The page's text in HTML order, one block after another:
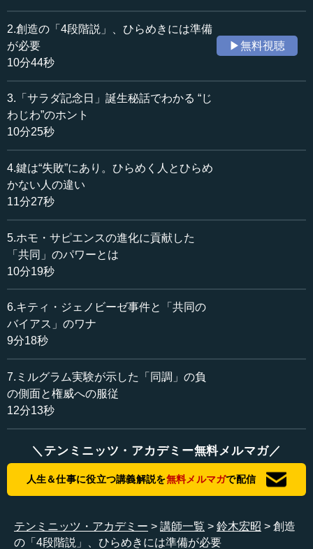
≪全文≫
●創造の基本図式「ウォーラスの4段階説」
創造におけるバイアスについて、これからお話ししよう
創造についてお話しするときに、いろいろな人が最初に
参照するのが、スライドに書いてある、グレアム・ウォー
ラスという人の唱えた創造の基本図式である「4段階説」で
す。
彼の考え方によると、最初は「準備」の段階といいま
いわけです。創造するために、「こうじゃないか、ああじ
ゃないか」と相当に苦しむわけです。そのことを「準備」
といっています。私たちの研究の領域では「インパス」
（日本語で「行き詰まり」）という言葉を使ったりしま
で作業をしている段階です。
そうすると、ウォーラスの考え方では次に「あたため」
という段階があるということです。あたためというのはど
ういうことかというと、一生懸命取り組んでいる作業とは
別の作業を行うことです。休憩を取ることでもいいし、お
茶を飲むことでもいい。お風呂に入ることでもいいかもし
そうすると、そういう段階を経て、あるときに突然パッ
そして、ひらめいた後は、そのひらめきが本当に適切な
ものなのか、正しいものなのかということの「検証」が続
2.創造の「4段階説」、ひらめきには準備
が必要
10分44秒
▶無料視聴
3.「サラダ記念日」誕生秘話でわかる “じ
わじわ”のホント
10分25秒
4.鍵は“失敗”にあり。ひらめく人とひらめ
かない人の違い
11分27秒
5.ホモ・サピエンスの進化に貢献した
「共同」のパワーとは
10分19秒
6.キティ・ジェノビーゼ事件と「共同の
バイアス」のワナ
9分18秒
7.ミルグラム実験が示した「同調」の負
の側面と権威への服従
12分13秒
＼テンミニッツ・アカデミー無料メルマガ／
人生＆仕事に役立つ講義解説を無料メルマガで配信
テンミニッツ・アカデミー 講師一覧 鈴木宏昭
創造
の「4段階説」、ひらめきには準備が必要